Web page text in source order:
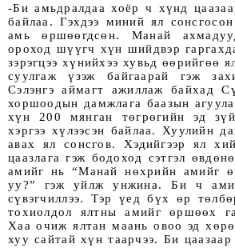
-Би амьдралдаа хоёр ч хүнд
байлаа. Гэхдээ миний ял
амь өршөөгдсөн. Манай
ороход шүүгч хүн шийдвэр
зэрэгцээ хүнийхээ хувьд өөрийгөө
суулгаж үзэж байгаарай гэж
Сэлэнгэ аймагт ажиллаж байхад
хоршоодын дамжлага баазын
хүн 200 мянган төгрөгийн эд
хэргээ хүлээсэн байлаа. Хуулийн
авах ял сонсгов. Хэдийгээр ял
цаазлага гэж бодоход сэтгэл
амийг нь “Манай нөхрийн амийг
уу?” гэж уйлж унжина. Би ч
сүвэгчиллээ. Тэр үед бүх өр
тохиолдол ялтны амийг өршөөх
Хаа очиж ялтан маань овоо эд
хуу сайтай хүн таарчээ. Би